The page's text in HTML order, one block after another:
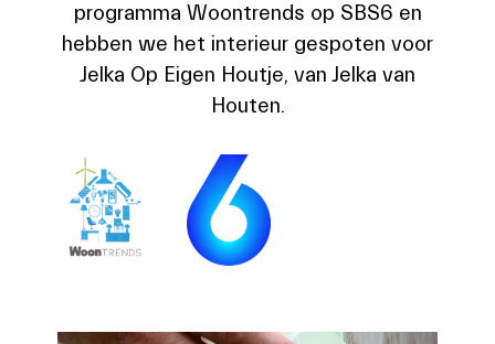
programma Woontrends op SBS6 en
hebben we het interieur gespoten voor
Jelka Op Eigen Houtje, van Jelka van
Houten.